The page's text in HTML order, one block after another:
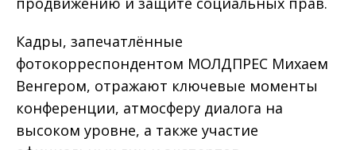
Кадры, запечатлённые
фотокорреспондентом МОЛДПРЕС Михаем
Венгером, отражают ключевые моменты
конференции, атмосферу диалога на
высоком уровне, а также участие